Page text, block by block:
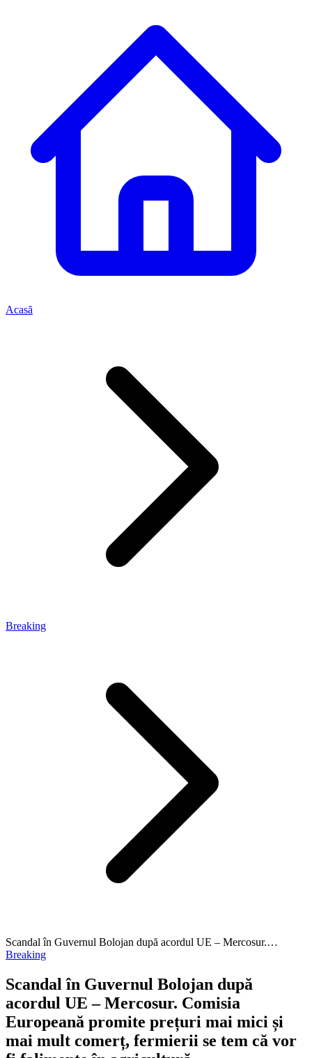
Acasă
Breaking
Scandal în Guvernul Bolojan după acordul UE – Mercosur.…
Breaking
Scandal în Guvernul Bolojan după
acordul UE – Mercosur. Comisia
Europeană promite prețuri mai mici și
mai mult comerț, fermierii se tem că vor